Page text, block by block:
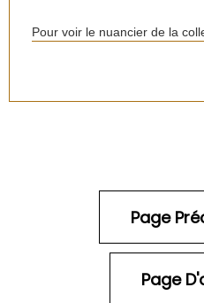
Pour voir le nuancier de la